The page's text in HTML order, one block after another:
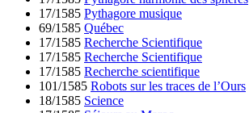
17/1585 Pythagore musique
69/1585 Québec
17/1585 Recherche Scientifique
17/1585 Recherche Scientifique
17/1585 Recherche scientifique
101/1585 Robots sur les traces de l’Ours
18/1585 Science